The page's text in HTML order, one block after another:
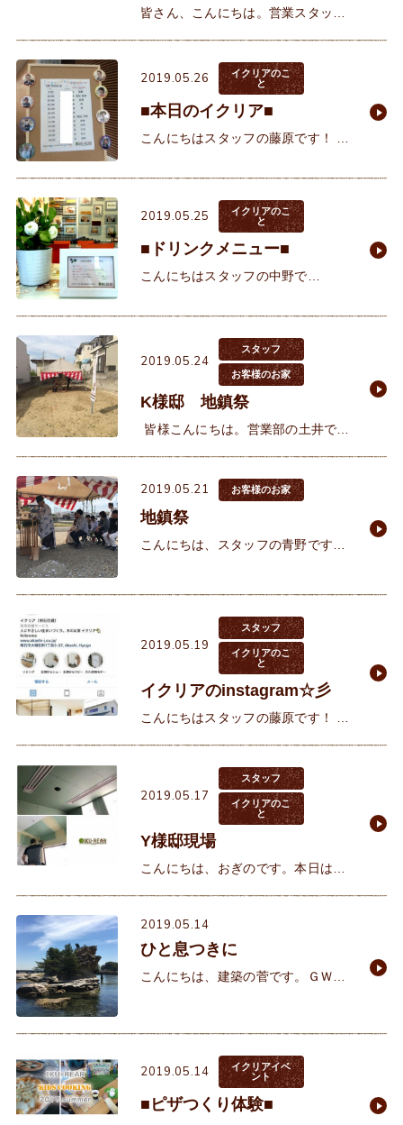
した♪
皆さん、こんにちは。営業スタッフ
く、暑いくらいの地鎮祭日和でした
2019.05.26
イクリアのこ
と
■本日のイクリア■
こんにちはスタッフの藤原です！ 本
迎えしております。たくさんの方に
ご来店いただきとても嬉しです(*´▽
｀*)お客様と
2019.05.25
イクリアのこ
と
■ドリンクメニュー■
こんにちはスタッフの中野で
日となりそうですね～ なんと本日
豊岡では35℃との予報が出
2019.05.24
スタッフ
お客様のお家
K様邸 地鎮祭
皆様こんにちは。営業部の土井で
時は既にお子様が小学
2019.05.21 お客様のお家
地鎮祭
こんにちは、スタッフの青野です。
風も気持ちよく、イイ季節ですね。
2019.05.19
スタッフ
イクリアのこ
と
イクリアのinstagram☆彡
こんにちはスタッフの藤原です！ 少
の席は外を歩く人が見えますが、ち
らほら半
2019.05.17
スタッフ
イクリアのこ
と
Y様邸現場
こんにちは、おぎのです。本日はY
パテをしごきながら壁面を平滑にし
て行きます。この工程が仕上がりの
2019.05.14
ひと息つきに
こんにちは、建築の菅です。ＧＷが
型連休ではなかったものの、お休み
中にふらっと淡路島へ。
2019.05.14
イクリアイベ
ント
■ピザつくり体験■